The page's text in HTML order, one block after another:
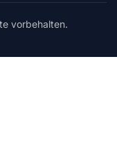
vorbehalten.